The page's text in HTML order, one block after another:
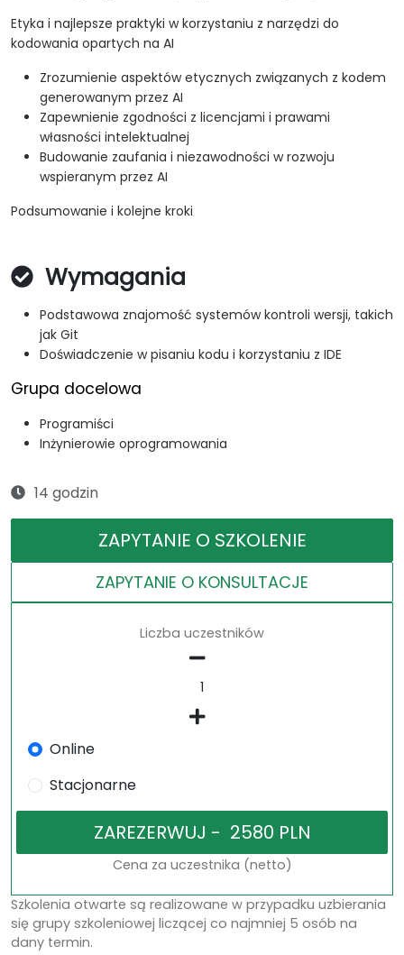
Etyka i najlepsze praktyki w korzystaniu z narzędzi do
kodowania opartych na AI
Zrozumienie aspektów etycznych związanych z kodem
generowanym przez AI
Zapewnienie zgodności z licencjami i prawami
własności intelektualnej
Budowanie zaufania i niezawodności w rozwoju
wspieranym przez AI
Podsumowanie i kolejne kroki
Wymagania
Podstawowa znajomość systemów kontroli wersji, takich
jak Git
Doświadczenie w pisaniu kodu i korzystaniu z IDE
Grupa docelowa
Programiści
Inżynierowie oprogramowania
14 godzin
ZAPYTANIE O SZKOLENIE
ZAPYTANIE O KONSULTACJE
Liczba uczestników
Online
Stacjonarne
Cena za uczestnika (netto)
Szkolenia otwarte są realizowane w przypadku uzbierania
się grupy szkoleniowej liczącej co najmniej 5 osób na
dany termin.